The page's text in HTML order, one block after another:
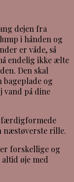
dejen fra
i hånden og
er våde, så
endelig ikke ælte
Den skal
bageplade og
vand på dine
færdigformede
næstøverste rille.
forskellige og
øje med